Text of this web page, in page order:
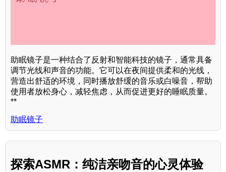
助眠镜子是一种结合了反射和智能科技的镜子，通常具备
调节光线和声音的功能。它可以在夜间提供柔和的光线，
营造出舒适的环境，同时播放舒缓的音乐或白噪音，帮助
使用者放松身心，减轻焦虑，从而促进更好的睡眠质量。
**
助眠镜子
探索ASMR：纯洁亲吻音的心灵体验